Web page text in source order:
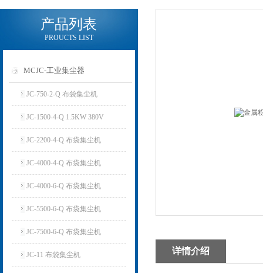
产品列表
PROUCTS LIST
MCJC-工业集尘器
JC-750-2-Q 布袋集尘机
JC-1500-4-Q 1.5KW 380V
JC-2200-4-Q 布袋集尘机
JC-4000-4-Q 布袋集尘机
JC-4000-6-Q 布袋集尘机
JC-5500-6-Q 布袋集尘机
JC-7500-6-Q 布袋集尘机
JC-11 布袋集尘机 详情介绍